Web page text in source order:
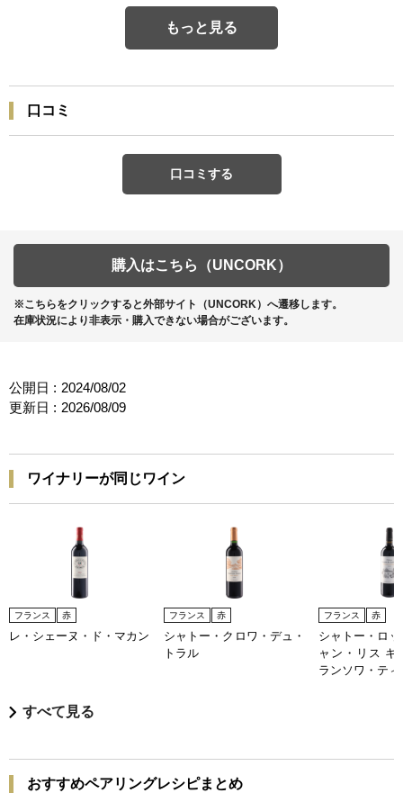
もっと見る
口コミ
口コミする
購入はこちら（UNCORK）
※こちらをクリックすると外部サイト（UNCORK）へ遷移します。
在庫状況により非表示・購入できない場合がございます。
公開日 : 2024/08/02
更新日 : 2026/08/09
ワイナリーが同じワイン
フランス 赤
レ・シェーヌ・ド・マカン
フランス 赤
シャトー・クロワ・デュ・
トラル
フランス 赤
シャトー・ロ
ャン・リス キ
ランソワ・テ
すべて見る
おすすめペアリングレシピまとめ